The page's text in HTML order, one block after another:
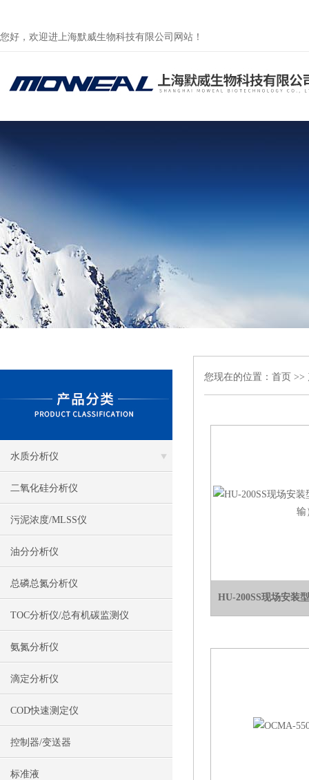
您好，欢迎进上海默威生物科技有限公司网站！
水质分析仪
二氧化硅分析仪
污泥浓度/MLSS仪
油分分析仪
总磷总氮分析仪
TOC分析仪/总有机碳监测仪
氨氮分析仪
滴定分析仪
COD快速测定仪
控制器/变送器
标准液
您现在的位置： 首页 >>
HU-200SS现场安装